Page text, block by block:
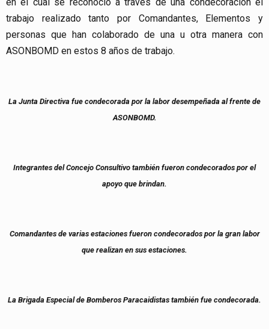
en el cual se reconoció a través de una condecoración el
trabajo realizado tanto por Comandantes, Elementos y
personas que han colaborado de una u otra manera con
ASONBOMD en estos 8 años de trabajo.
La Junta Directiva fue condecorada por la labor desempeñada al frente de
ASONBOMD.
Integrantes del Concejo Consultivo también fueron condecorados por el
apoyo que brindan.
Comandantes de varias estaciones fueron condecorados por la gran labor
que realizan en sus estaciones.
La Brigada Especial de Bomberos Paracaidistas también fue condecorada.